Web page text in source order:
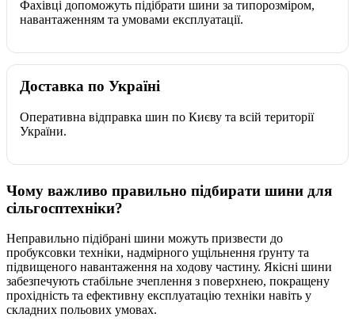
Фахівці допоможуть підібрати шини за типорозміром,
навантаженням та умовами експлуатації.
Доставка по Україні
Оперативна відправка шин по Києву та всій території
України.
Чому важливо правильно підбирати шини для
сільгосптехніки?
Неправильно підібрані шини можуть призвести до
пробуксовки техніки, надмірного ущільнення ґрунту та
підвищеного навантаження на ходову частину. Якісні шини
забезпечують стабільне зчеплення з поверхнею, покращену
прохідність та ефективну експлуатацію техніки навіть у
складних польових умовах.